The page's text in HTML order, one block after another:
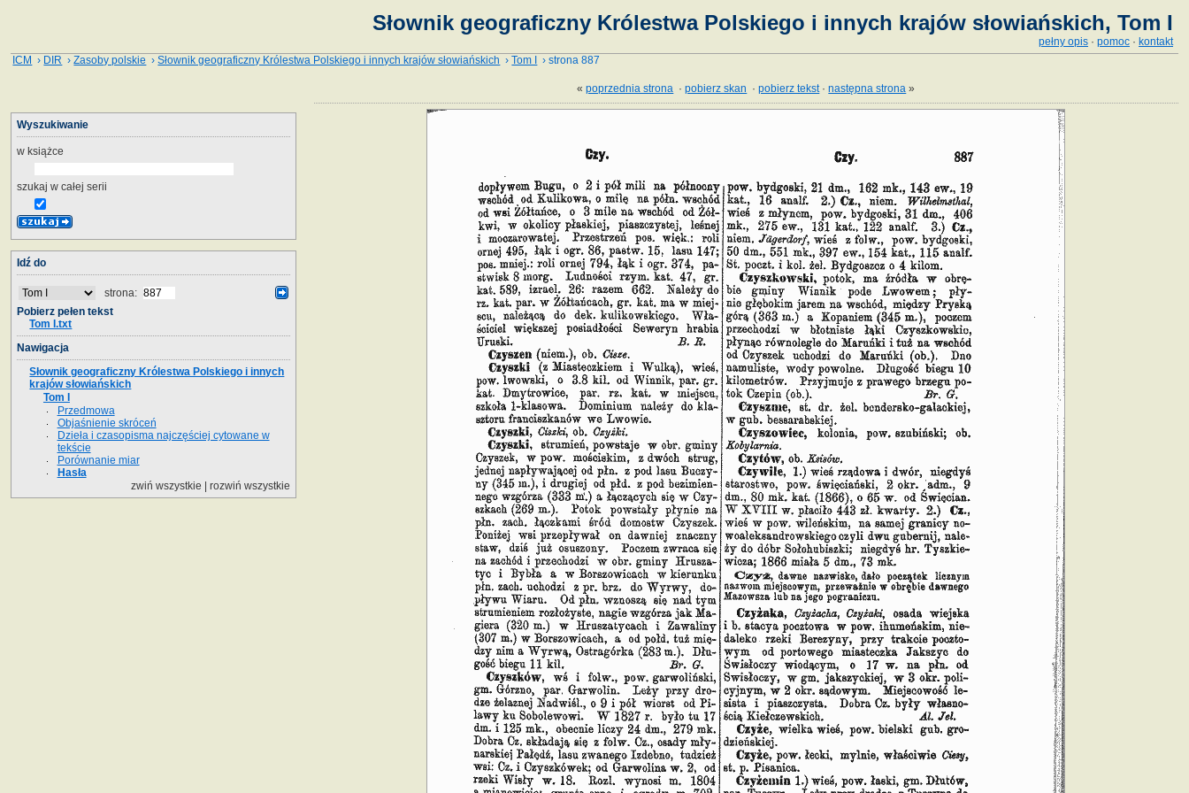
Słownik geograficzny Królestwa Polskiego i innych krajów słowiańskich, Tom I
pełny opis · pomoc · kontakt
ICM › DIR ›Zasoby polskie ›Słownik geograficzny Królestwa Polskiego i innych krajów słowiańskich ›Tom I › strona 887
«poprzednia strona ·pobierz skan ·pobierz tekst·następna strona »
Wyszukiwanie
w książce
szukaj w całej serii
Idź do
strona:
Pobierz pełen tekst
Tom I.txt
Nawigacja
Słownik geograficzny Królestwa Polskiego i innych
krajów słowiańskich
Tom I
Przedmowa
Objaśnienie skróceń
Dzieła i czasopisma najczęściej cytowane w
tekście
Porównanie miar
Hasła
zwiń wszystkie |rozwiń wszystkie